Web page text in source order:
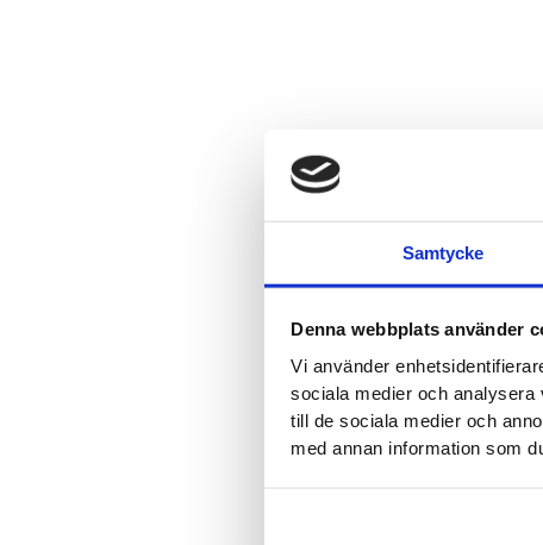
Samtycke
Denna webbplats använder
Vi använder
sociala medier och analysera
till de sociala medier och
med annan information som